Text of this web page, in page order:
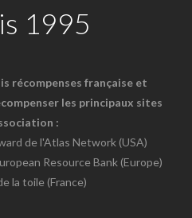
1995
récompenses française et
les principaux sites
:
de l'Atlas Network (USA)
Resource Bank (Europe)
la toile (France)